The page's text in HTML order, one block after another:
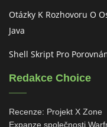
Otázky K Rozhovoru O
Java
Shell Skript Pro
Redakce Choice
Recenze: Projekt X Zone
Expanze společnosti